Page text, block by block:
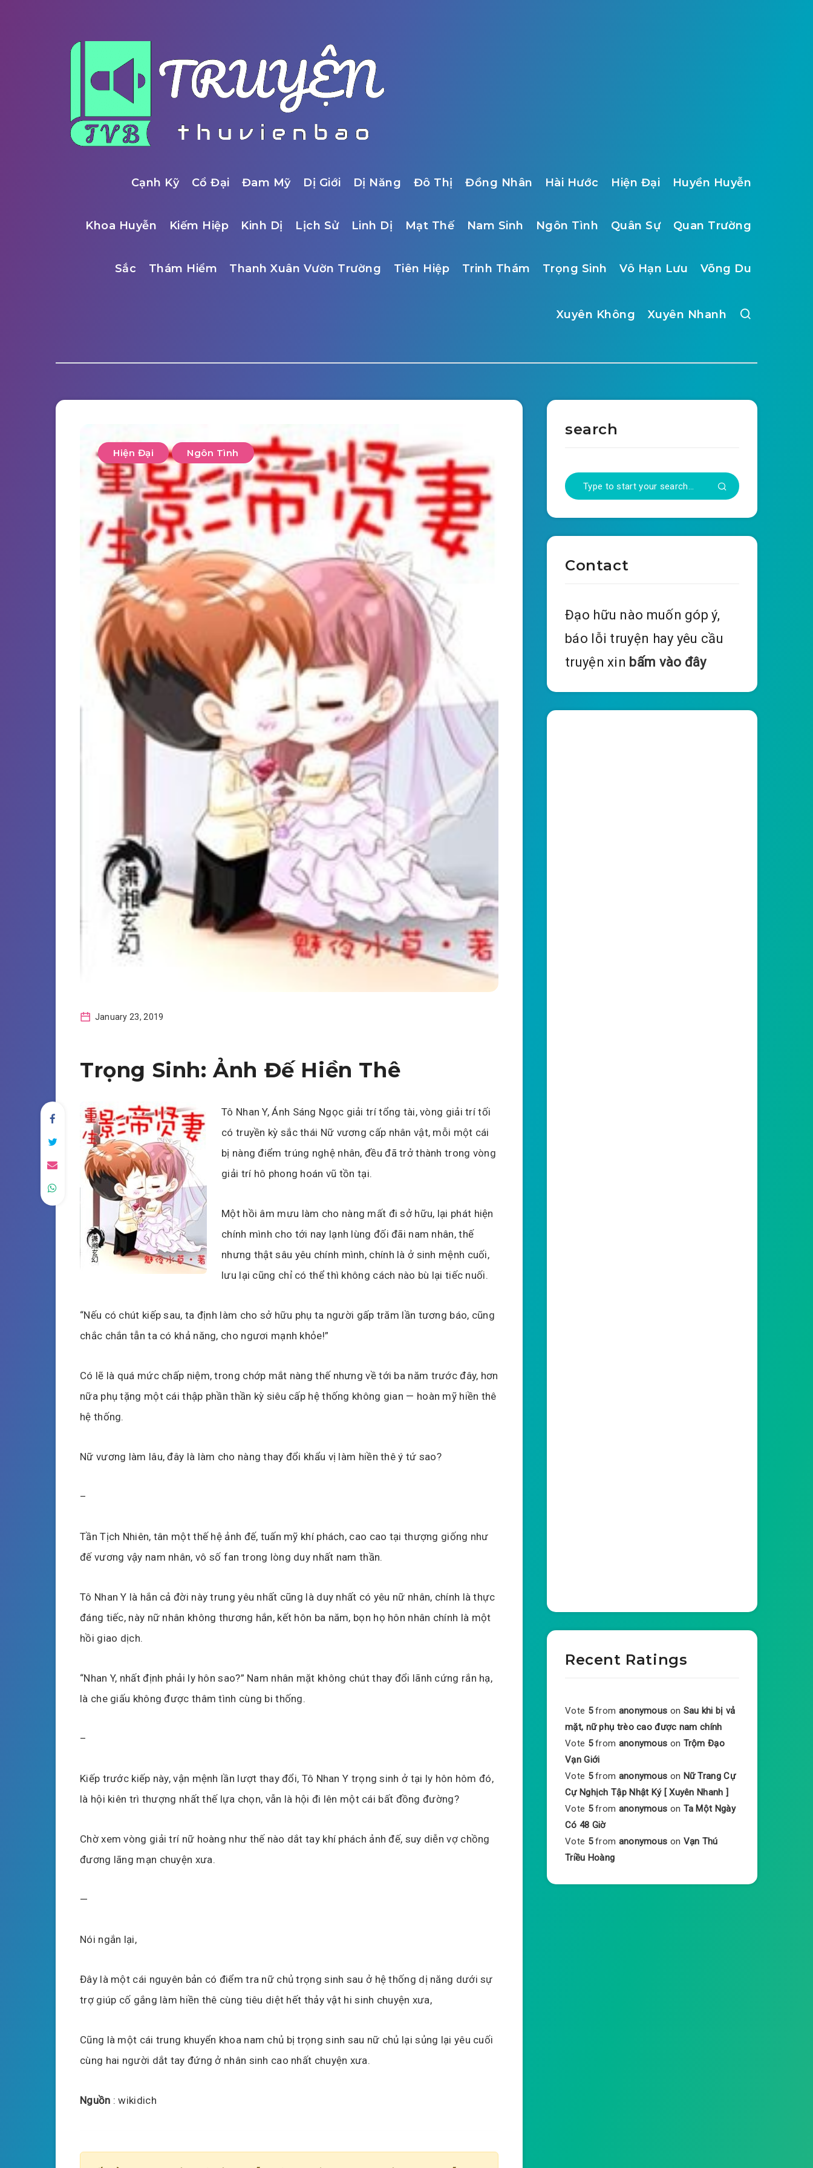
Cạnh Kỹ Cổ Đại Đam Mỹ Dị Giới Dị Năng Đô Thị Đồng Nhân Hài Hước Hiện Đại Huyền Huyễn
Khoa Huyễn Kiếm Hiệp Kinh Dị Lịch Sử Linh Dị Mạt Thế Nam Sinh Ngôn Tình Quân Sự Quan Trường
Sắc Thám Hiểm Thanh Xuân Vườn Trường Tiên Hiệp Trinh Thám Trọng Sinh Vô Hạn Lưu Võng Du
Xuyên Không Xuyên Nhanh
Hiện Đại Ngôn Tình
January 23, 2019
Trọng Sinh: Ảnh Đế Hiền Thê
Tô Nhan Y, Ánh Sáng Ngọc giải trí tổng tài, vòng giải trí tối
có truyền kỳ sắc thái Nữ vương cấp nhân vật, mỗi một cái
bị nàng điểm trúng nghệ nhân, đều đã trở thành trong vòng
giải trí hô phong hoán vũ tồn tại.
Một hồi âm mưu làm cho nàng mất đi sở hữu, lại phát hiện
chính mình cho tới nay lạnh lùng đối đãi nam nhân, thế
nhưng thật sâu yêu chính mình, chính là ở sinh mệnh cuối,
lưu lại cũng chỉ có thể thì không cách nào bù lại tiếc nuối.
“Nếu có chút kiếp sau, ta định làm cho sở hữu phụ ta người gấp trăm lần tương báo, cũng
chắc chắn tẫn ta có khả năng, cho ngươi mạnh khỏe!”
Có lẽ là quá mức chấp niệm, trong chớp mắt nàng thế nhưng về tới ba năm trước đây, hơn
nữa phụ tặng một cái thập phần thần kỳ siêu cấp hệ thống không gian — hoàn mỹ hiền thê
hệ thống.
Nữ vương làm lâu, đây là làm cho nàng thay đổi khẩu vị làm hiền thê ý tứ sao?
–
Tần Tịch Nhiên, tân một thế hệ ảnh đế, tuấn mỹ khí phách, cao cao tại thượng giống như
đế vương vậy nam nhân, vô số fan trong lòng duy nhất nam thần.
Tô Nhan Y là hắn cả đời này trung yêu nhất cũng là duy nhất có yêu nữ nhân, chính là thực
đáng tiếc, này nữ nhân không thương hắn, kết hôn ba năm, bọn họ hôn nhân chính là một
hồi giao dịch.
“Nhan Y, nhất định phải ly hôn sao?” Nam nhân mặt không chút thay đổi lãnh cứng rắn hạ,
là che giấu không được thâm tình cùng bi thống.
–
Kiếp trước kiếp này, vận mệnh lần lượt thay đổi, Tô Nhan Y trọng sinh ở tại ly hôn hôm đó,
là hội kiên trì thượng nhất thế lựa chọn, vẫn là hội đi lên một cái bất đồng đường?
Chờ xem vòng giải trí nữ hoàng như thế nào dắt tay khí phách ảnh đế, suy diễn vợ chồng
đương lãng mạn chuyện xưa.
—
Nói ngắn lại,
Đây là một cái nguyên bản có điểm tra nữ chủ trọng sinh sau ở hệ thống dị năng dưới sự
trợ giúp cố gắng làm hiền thê cùng tiêu diệt hết thảy vật hi sinh chuyện xưa,
Cũng là một cái trung khuyển khoa nam chủ bị trọng sinh sau nữ chủ lại sủng lại yêu cuối
cùng hai người dắt tay đứng ở nhân sinh cao nhất chuyện xưa.
Nguồn : wikidich
search
Contact
Đạo hữu nào muốn góp ý,
báo lỗi truyện hay yêu cầu
truyện xin bấm vào đây
Recent Ratings
Vote 5 from anonymous on Sau khi bị vả
mặt, nữ phụ trèo cao được nam chính
Vote 5 from anonymous on Trộm Đạo
Vạn Giới
Vote 5 from anonymous on Nữ Trang Cự
Cự Nghịch Tập Nhật Ký [ Xuyên Nhanh ]
Vote 5 from anonymous on Ta Một Ngày
Có 48 Giờ
Vote 5 from anonymous on Vạn Thú
Triều Hoàng